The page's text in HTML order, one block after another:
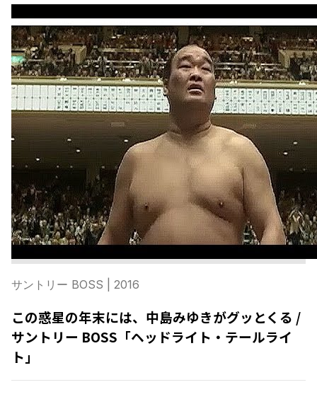
サントリー BOSS | 2016
この惑星の年末には、中島みゆきがグッとくる /
サントリー BOSS「ヘッドライト・テールライ
ト」